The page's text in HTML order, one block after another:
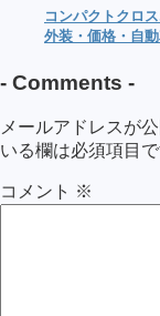
コンパクトクロ
外装・価格・自
- Comments -
メールアドレスが
いる欄は必須項目
コメント ※